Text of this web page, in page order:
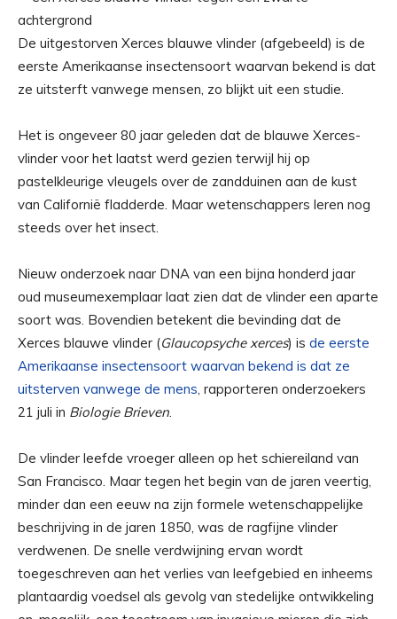
De uitgestorven Xerces blauwe vlinder (afgebeeld) is de
eerste Amerikaanse insectensoort waarvan bekend is dat
ze uitsterft vanwege mensen, zo blijkt uit een studie.
Het is ongeveer 80 jaar geleden dat de blauwe Xerces-
vlinder voor het laatst werd gezien terwijl hij op
pastelkleurige vleugels over de zandduinen aan de kust
van Californië fladderde. Maar wetenschappers leren nog
steeds over het insect.
Nieuw onderzoek naar DNA van een bijna honderd jaar
oud museumexemplaar laat zien dat de vlinder een aparte
soort was. Bovendien betekent die bevinding dat de
Xerces blauwe vlinder (Glaucopsyche xerces) is de eerste
Amerikaanse insectensoort waarvan bekend is dat ze
uitsterven vanwege de mens, rapporteren onderzoekers
21 juli in Biologie Brieven.
De vlinder leefde vroeger alleen op het schiereiland van
San Francisco. Maar tegen het begin van de jaren veertig,
minder dan een eeuw na zijn formele wetenschappelijke
beschrijving in de jaren 1850, was de ragfijne vlinder
verdwenen. De snelle verdwijning ervan wordt
toegeschreven aan het verlies van leefgebied en inheems
plantaardig voedsel als gevolg van stedelijke ontwikkeling